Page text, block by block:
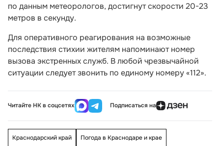
по данным метеорологов, достигнут скорости 20-23
метров в секунду.
Для оперативного реагирования на возможные
последствия стихии жителям напоминают номер
вызова экстренных служб. В любой чрезвычайной
ситуации следует звонить по единому номеру «112».
Читайте НК в соцсетях Подписаться на
Краснодарский край Погода в Краснодаре и крае